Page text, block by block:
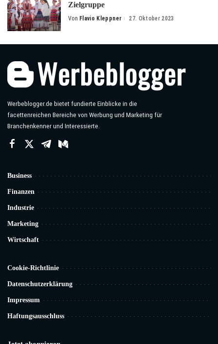
Zielgruppe
Posted
Von Flavio Kleppner 27. Oktober 2023
Werbeblogger.de bietet fundierte Einblicke in die
facettenreichen Bereiche von Werbung und Marketing für
Branchenkenner und Interessierte.
Business
Finanzen
Industrie
Marketing
Wirtschaft
Cookie-Richtlinie
Datenschutzerklärung
Impressum
Haftungsausschluss